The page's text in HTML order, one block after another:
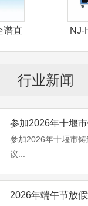
谱直
NJ-
行业新闻
参加2026年十堰
术会议
参加2026年十堰市
议...
2026年端午节放